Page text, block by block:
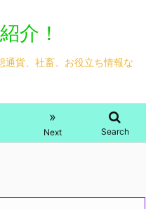
介！
通貨、社畜、お役立ち情報な
»
Next Search